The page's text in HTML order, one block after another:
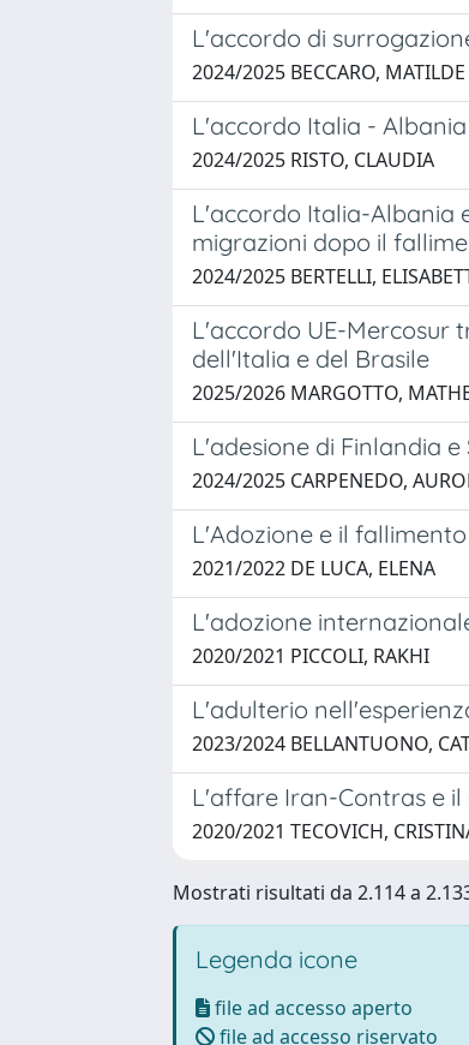
L'accordo di
2024/2025 BECCARO, MATILDE
L'accordo Italia -
2024/2025 RISTO, CLAUDIA
L'accordo Italia-Albania
migrazioni dopo il
2024/2025 BERTELLI,
L'accordo UE-Mercosur
dell'Italia e del Brasile
2025/2026 MARGOTTO,
L'adesione di Finlandia
2024/2025 CARPENEDO,
L'Adozione e il
2021/2022 DE LUCA, ELENA
L'adozione
2020/2021 PICCOLI, RAKHI
L'adulterio
2023/2024 BELLANTUONO,
L'affare Iran-Contras e il
2020/2021 TECOVICH,
Mostrati risultati da 2.114 a
Legenda icone
file ad accesso aperto
file ad accesso riservato